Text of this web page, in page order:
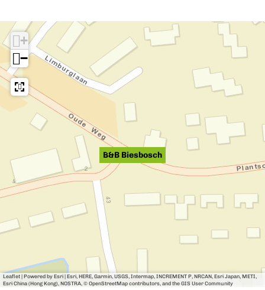
n
d
e
b
B&B Biesbosch
+
−
Leaflet | Powered by Esri | Esri, HERE, Garmin, USGS, Intermap, INCREMENT P, NRCAN, Esri Japan, METI,
Esri China (Hong Kong), NOSTRA, © OpenStreetMap contributors, and the GIS User Community